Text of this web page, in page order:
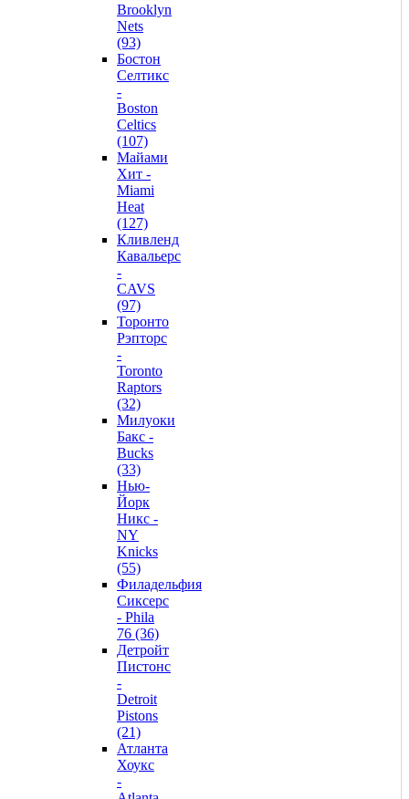
Brooklyn
Nets
(93)
Бостон
Селтикс
-
Boston
Celtics
(107)
Майами
Хит -
Miami
Heat
(127)
Кливленд
Кавальерс
-
CAVS
(97)
Торонто
Рэпторс
-
Toronto
Raptors
(32)
Милуоки
Бакс -
Bucks
(33)
Нью-
Йорк
Никс -
NY
Knicks
(55)
Филадельфия
Сиксерс
- Phila
76 (36)
Детройт
Пистонс
-
Detroit
Pistons
(21)
Атланта
Хоукс
-